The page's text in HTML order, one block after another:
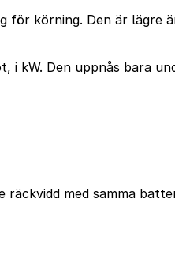
körning. Den är lägre
i kW. Den uppnås bara
med samma